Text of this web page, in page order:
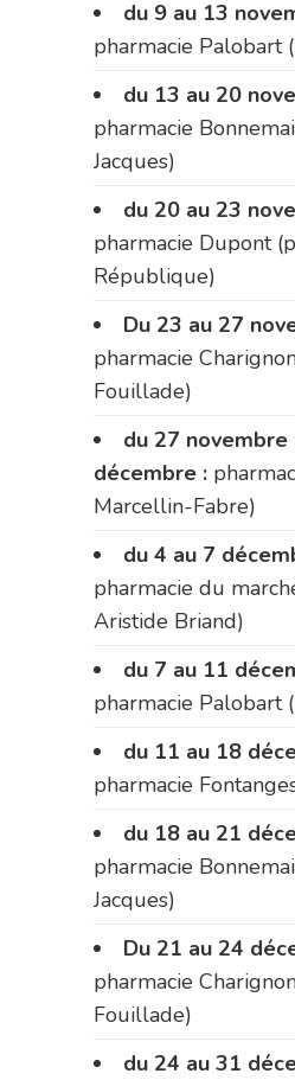
du 9 au 13
pharmacie Palobart
du 13 au 20
pharmacie
Jacques)
du 20 au 23
pharmacie Dupont
République)
Du 23 au 27
pharmacie
Fouillade)
du 27 novembre
décembre :
Marcellin-Fabre)
du 4 au 7
pharmacie du
Aristide Briand)
du 7 au 11
pharmacie Palobart
du 11 au 18
pharmacie
du 18 au 21
pharmacie
Jacques)
Du 21 au 24
pharmacie
Fouillade)
du 24 au 31